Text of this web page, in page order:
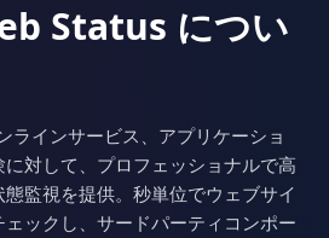
Status につい
ラインサービス、アプリケーショ
対して、プロフェッショナルで高
監視を提供。秒単位でウェブサイ
ェックし、サードパーティコンポー